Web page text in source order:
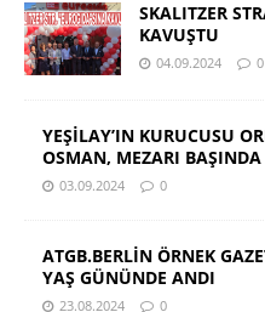
SKALITZER
KAVUŞTU
04.09.2024 0
YEŞİLAY’IN KURUCUSU
OSMAN, MEZARI
03.09.2024 0
ATGB.BERLİN ÖRNEK
YAŞ GÜNÜNDE ANDI
23.08.2024 0